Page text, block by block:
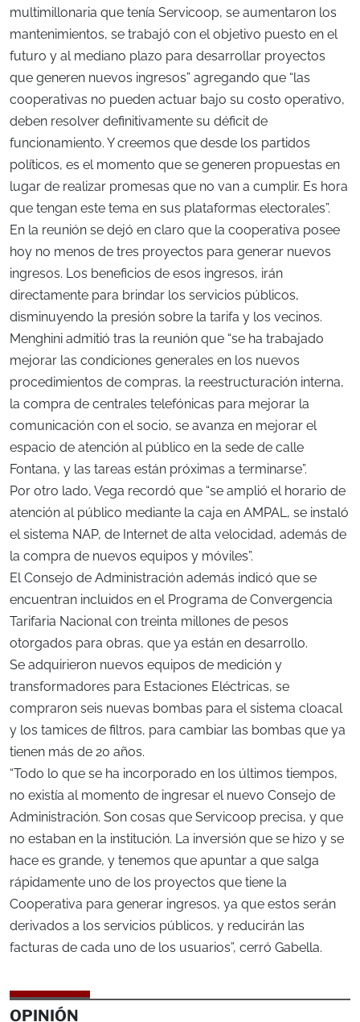
multimillonaria que tenía Servicoop, se aumentaron los
mantenimientos, se trabajó con el objetivo puesto en el
futuro y al mediano plazo para desarrollar proyectos
que generen nuevos ingresos” agregando que “las
cooperativas no pueden actuar bajo su costo operativo,
deben resolver definitivamente su déficit de
funcionamiento. Y creemos que desde los partidos
políticos, es el momento que se generen propuestas en
lugar de realizar promesas que no van a cumplir. Es hora
que tengan este tema en sus plataformas electorales”.
En la reunión se dejó en claro que la cooperativa posee
hoy no menos de tres proyectos para generar nuevos
ingresos. Los beneficios de esos ingresos, irán
directamente para brindar los servicios públicos,
disminuyendo la presión sobre la tarifa y los vecinos.
Menghini admitió tras la reunión que “se ha trabajado
mejorar las condiciones generales en los nuevos
procedimientos de compras, la reestructuración interna,
la compra de centrales telefónicas para mejorar la
comunicación con el socio, se avanza en mejorar el
espacio de atención al público en la sede de calle
Fontana, y las tareas están próximas a terminarse”.
Por otro lado, Vega recordó que “se amplió el horario de
atención al público mediante la caja en AMPAL, se instaló
el sistema NAP, de Internet de alta velocidad, además de
la compra de nuevos equipos y móviles”.
El Consejo de Administración además indicó que se
encuentran incluidos en el Programa de Convergencia
Tarifaria Nacional con treinta millones de pesos
otorgados para obras, que ya están en desarrollo.
Se adquirieron nuevos equipos de medición y
transformadores para Estaciones Eléctricas, se
compraron seis nuevas bombas para el sistema cloacal
y los tamices de filtros, para cambiar las bombas que ya
tienen más de 20 años.
“Todo lo que se ha incorporado en los últimos tiempos,
no existía al momento de ingresar el nuevo Consejo de
Administración. Son cosas que Servicoop precisa, y que
no estaban en la institución. La inversión que se hizo y se
hace es grande, y tenemos que apuntar a que salga
rápidamente uno de los proyectos que tiene la
Cooperativa para generar ingresos, ya que estos serán
derivados a los servicios públicos, y reducirán las
facturas de cada uno de los usuarios”, cerró Gabella.
OPINIÓN